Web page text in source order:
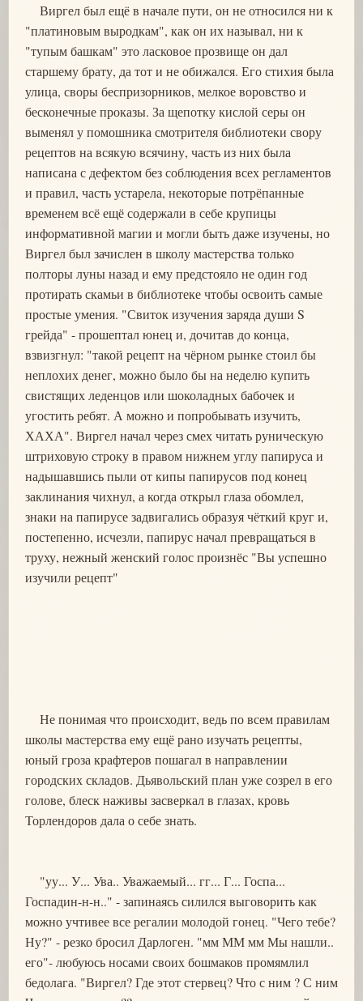
Виргел был ещё в начале пути, он не относился ни к
"платиновым выродкам", как он их называл, ни к
"тупым башкам" это ласковое прозвище он дал
старшему брату, да тот и не обижался. Его стихия была
улица, своры беспризорников, мелкое воровство и
бесконечные проказы. За щепотку кислой серы он
выменял у помошника смотрителя библиотеки свору
рецептов на всякую всячину, часть из них была
написана с дефектом без соблюдения всех регламентов
и правил, часть устарела, некоторые потрёпанные
временем всё ещё содержали в себе крупицы
информативной магии и могли быть даже изучены, но
Виргел был зачислен в школу мастерства только
полторы луны назад и ему предстояло не один год
протирать скамьи в библиотеке чтобы освоить самые
простые умения. "Свиток изучения заряда души S
грейда" - прошептал юнец и, дочитав до конца,
взвизгнул: "такой рецепт на чёрном рынке стоил бы
неплохих денег, можно было бы на неделю купить
свистящих леденцов или шоколадных бабочек и
угостить ребят. А можно и попробывать изучить,
ХАХА". Виргел начал через смех читать руническую
штриховую строку в правом нижнем углу папируса и
надышавшись пыли от кипы папирусов под конец
заклинания чихнул, а когда открыл глаза обомлел,
знаки на папирусе задвигались образуя чёткий круг и,
постепенно, исчезли, папирус начал превращаться в
труху, нежный женский голос произнёс "Вы успешно
изучили рецепт"
Не понимая что происходит, ведь по всем правилам
школы мастерства ему ещё рано изучать рецепты,
юный гроза крафтеров пошагал в направлении
городских складов. Дьявольский план уже созрел в его
голове, блеск наживы засверкал в глазах, кровь
Торлендоров дала о себе знать.
"уу... У... Ува.. Уважаемый... гг... Г... Госпа...
Госпадин-н-н.." - запинаясь силился выговорить как
можно учтивее все регалии молодой гонец. "Чего тебе?
Ну?" - резко бросил Дарлоген. "мм ММ мм Мы нашли..
его"- любуюсь носами своих бошмаков промямлил
бедолага. "Виргел? Где этот стервец? Что с ним ? С ним